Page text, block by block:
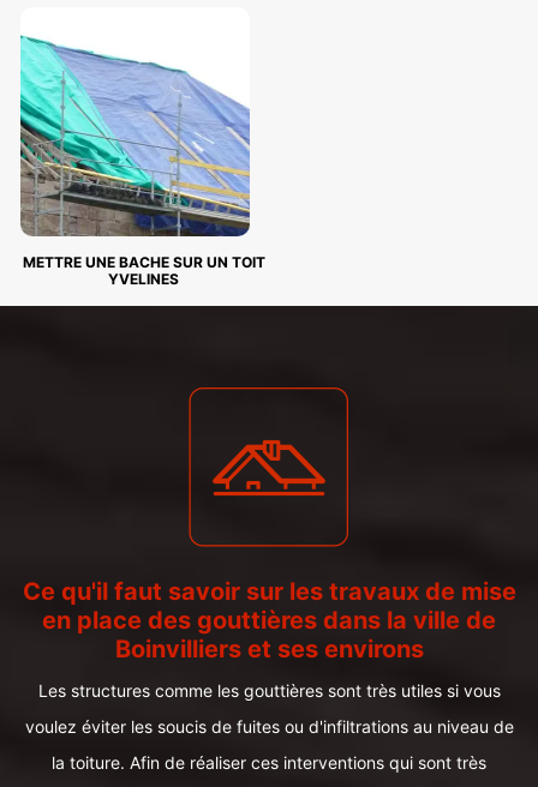
METTRE UNE BACHE SUR UN TOIT
YVELINES
Ce qu'il faut savoir sur les travaux de mise
en place des gouttières dans la ville de
Boinvilliers et ses environs
Les structures comme les gouttières sont très utiles si vous
voulez éviter les soucis de fuites ou d'infiltrations au niveau de
la toiture. Afin de réaliser ces interventions qui sont très